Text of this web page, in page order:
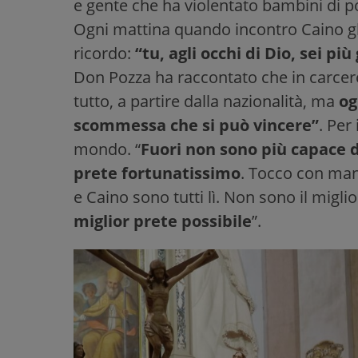
e gente che ha violentato bambini di
Ogni mattina quando incontro Caino
ricordo: “tu, agli occhi di Dio, sei
Don Pozza ha raccontato che in
tutto, a partire dalla nazionalità, ma
scommessa che si può vincere”.
mondo. “Fuori non sono più capace
prete fortunatissimo. Tocco con
e Caino sono tutti lì. Non sono il
miglior prete possibile”.